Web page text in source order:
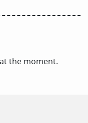
the moment.